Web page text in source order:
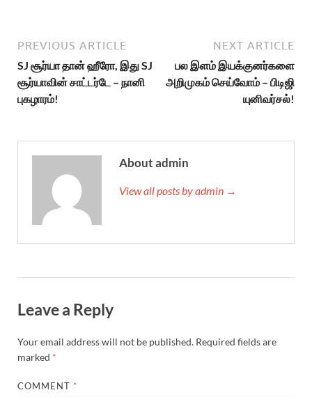
PREVIOUS ARTICLE
SJ சூர்யா தான் ஹீரோ, இது SJ
சூர்யாவின் சாட்டர்டே – நானி
புகழாரம்!
NEXT ARTICLE
பல இளம் இயக்குனர்களை
அறிமுகம் செய்வோம் – பிடிஜி
யுனிவர்சல்!
About admin
View all posts by admin →
Leave a Reply
Your email address will not be published. Required fields are
marked *
COMMENT *